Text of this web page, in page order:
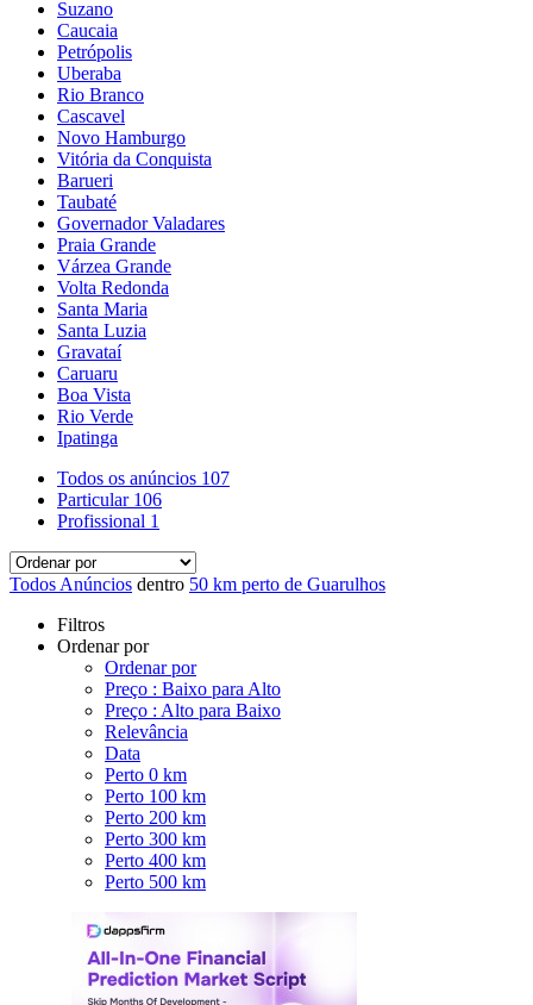
Suzano
Caucaia
Petrópolis
Uberaba
Rio Branco
Cascavel
Novo Hamburgo
Vitória da Conquista
Barueri
Taubaté
Governador Valadares
Praia Grande
Várzea Grande
Volta Redonda
Santa Maria
Santa Luzia
Gravataí
Caruaru
Boa Vista
Rio Verde
Ipatinga
Todos os anúncios 107
Particular 106
Profissional 1
Todos Anúncios dentro 50 km perto de Guarulhos
Filtros
Ordenar por
Ordenar por
Preço : Baixo para Alto
Preço : Alto para Baixo
Relevância
Data
Perto 0 km
Perto 100 km
Perto 200 km
Perto 300 km
Perto 400 km
Perto 500 km